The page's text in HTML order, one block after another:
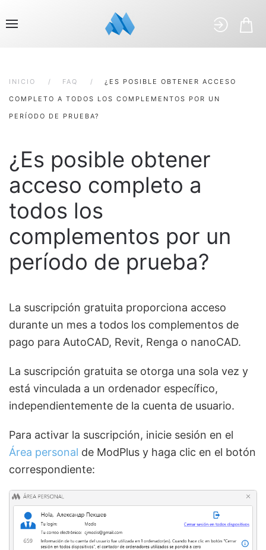
INICIO FAQ ¿ES POSIBLE OBTENER ACCESO
COMPLETO A TODOS LOS COMPLEMENTOS POR UN
PERÍODO DE PRUEBA?
¿Es posible obtener
acceso completo a
todos los
complementos por un
período de prueba?
La suscripción gratuita proporciona acceso
durante un mes a todos los complementos de
pago para AutoCAD, Revit, Renga o nanoCAD.
La suscripción gratuita se otorga una sola vez y
está vinculada a un ordenador específico,
independientemente de la cuenta de usuario.
Para activar la suscripción, inicie sesión en el
Área personal de ModPlus y haga clic en el botón
correspondiente: